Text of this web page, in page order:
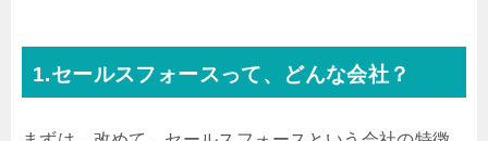
1.セールスフォースって、どんな会社？